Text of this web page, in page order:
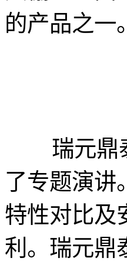
的产品之一。
瑞元鼎泰
了专题演讲
特性对比及
利。瑞元鼎